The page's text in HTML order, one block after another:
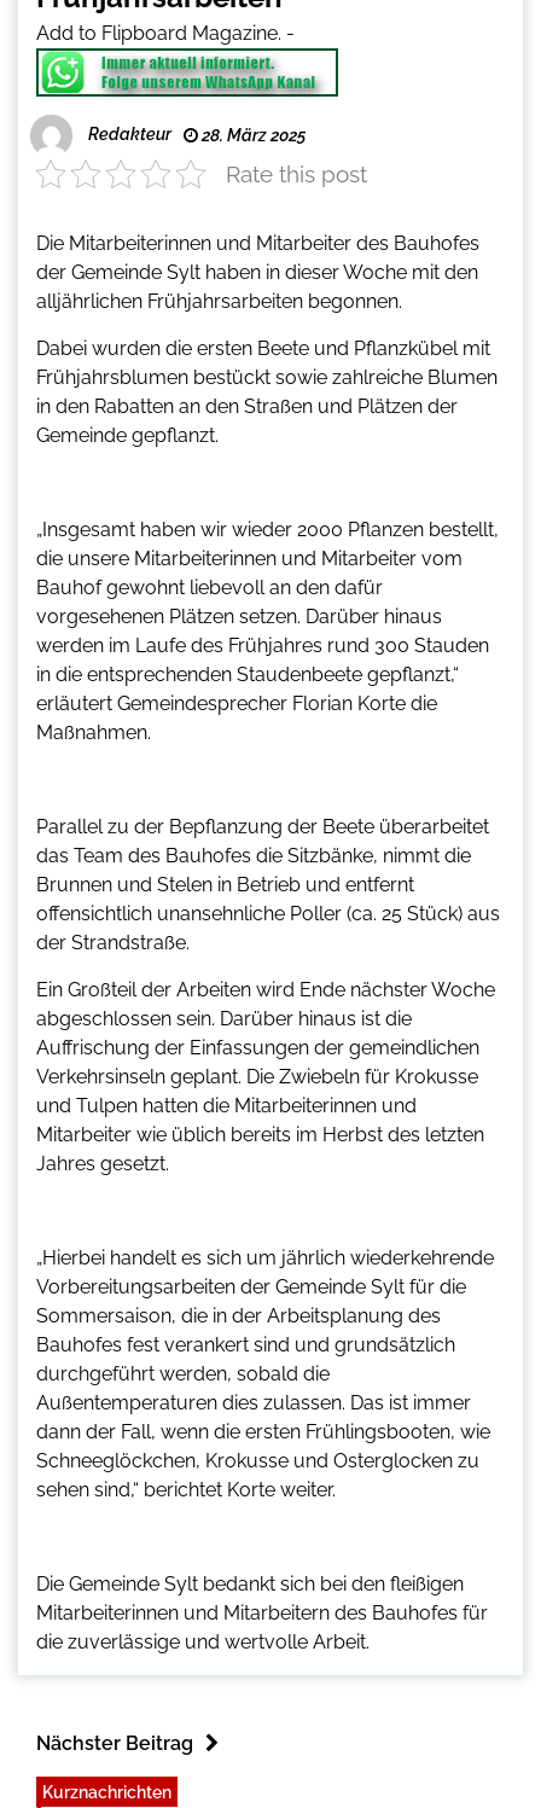
Add to Flipboard Magazine. -
Redakteur 28. März 2025
Rate this post
Die Mitarbeiterinnen und Mitarbeiter des Bauhofes
der Gemeinde Sylt haben in dieser Woche mit den
alljährlichen Frühjahrsarbeiten begonnen.
Dabei wurden die ersten Beete und Pflanzkübel mit
Frühjahrsblumen bestückt sowie zahlreiche Blumen
in den Rabatten an den Straßen und Plätzen der
Gemeinde gepflanzt.
„Insgesamt haben wir wieder 2000 Pflanzen bestellt,
die unsere Mitarbeiterinnen und Mitarbeiter vom
Bauhof gewohnt liebevoll an den dafür
vorgesehenen Plätzen setzen. Darüber hinaus
werden im Laufe des Frühjahres rund 300 Stauden
in die entsprechenden Staudenbeete gepflanzt,“
erläutert Gemeindesprecher Florian Korte die
Maßnahmen.
Parallel zu der Bepflanzung der Beete überarbeitet
das Team des Bauhofes die Sitzbänke, nimmt die
Brunnen und Stelen in Betrieb und entfernt
offensichtlich unansehnliche Poller (ca. 25 Stück) aus
der Strandstraße.
Ein Großteil der Arbeiten wird Ende nächster Woche
abgeschlossen sein. Darüber hinaus ist die
Auffrischung der Einfassungen der gemeindlichen
Verkehrsinseln geplant. Die Zwiebeln für Krokusse
und Tulpen hatten die Mitarbeiterinnen und
Mitarbeiter wie üblich bereits im Herbst des letzten
Jahres gesetzt.
„Hierbei handelt es sich um jährlich wiederkehrende
Vorbereitungsarbeiten der Gemeinde Sylt für die
Sommersaison, die in der Arbeitsplanung des
Bauhofes fest verankert sind und grundsätzlich
durchgeführt werden, sobald die
Außentemperaturen dies zulassen. Das ist immer
dann der Fall, wenn die ersten Frühlingsbooten, wie
Schneeglöckchen, Krokusse und Osterglocken zu
sehen sind,“ berichtet Korte weiter.
Die Gemeinde Sylt bedankt sich bei den fleißigen
Mitarbeiterinnen und Mitarbeitern des Bauhofes für
die zuverlässige und wertvolle Arbeit.
Nächster Beitrag
Kurznachrichten